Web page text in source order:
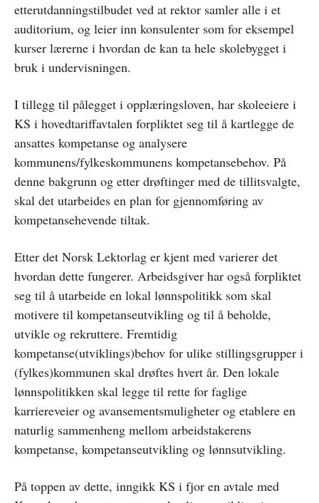
etterutdanningstilbudet ved at rektor samler alle i et
auditorium, og leier inn konsulenter som for eksempel
kurser lærerne i hvordan de kan ta hele skolebygget i
bruk i undervisningen.
I tillegg til pålegget i opplæringsloven, har skoleeiere i
KS i hovedtariffavtalen forpliktet seg til å kartlegge de
ansattes kompetanse og analysere
kommunens/fylkeskommunens kompetansebehov. På
denne bakgrunn og etter drøftinger med de tillitsvalgte,
skal det utarbeides en plan for gjennomføring av
kompetansehevende tiltak.
Etter det Norsk Lektorlag er kjent med varierer det
hvordan dette fungerer. Arbeidsgiver har også forpliktet
seg til å utarbeide en lokal lønnspolitikk som skal
motivere til kompetanseutvikling og til å beholde,
utvikle og rekruttere. Fremtidig
kompetanse(utviklings)behov for ulike stillingsgrupper i
(fylkes)kommunen skal drøftes hvert år. Den lokale
lønnspolitikken skal legge til rette for faglige
karriereveier og avansementsmuligheter og etablere en
naturlig sammenheng mellom arbeidstakerens
kompetanse, kompetanseutvikling og lønnsutvikling.
På toppen av dette, inngikk KS i fjor en avtale med